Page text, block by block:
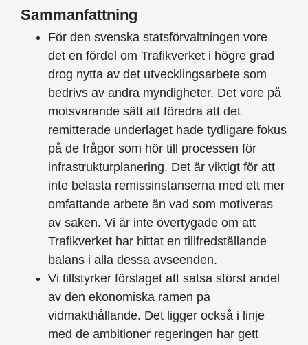
Sammanfattning
För den svenska statsförvaltningen vore
det en fördel om Trafikverket i högre grad
drog nytta av det utvecklingsarbete som
bedrivs av andra myndigheter. Det vore på
motsvarande sätt att föredra att det
remitterade underlaget hade tydligare fokus
på de frågor som hör till processen för
infrastrukturplanering. Det är viktigt för att
inte belasta remissinstanserna med ett mer
omfattande arbete än vad som motiveras
av saken. Vi är inte övertygade om att
Trafikverket har hittat en tillfredställande
balans i alla dessa avseenden.
Vi tillstyrker förslaget att satsa störst andel
av den ekonomiska ramen på
vidmakthållande. Det ligger också i linje
med de ambitioner regeringen har gett